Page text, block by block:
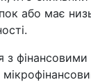
або має
з